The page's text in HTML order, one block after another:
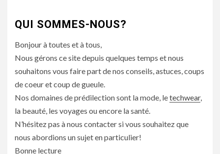
QUI SOMMES-NOUS?
Bonjour à toutes et à tous,
Nous gérons ce site depuis quelques temps et nous
souhaitons vous faire part de nos conseils, astuces, coups
de coeur et coup de gueule.
Nos domaines de prédilection sont la mode, letechwear,
la beauté, les voyages ou encore la santé.
N’hésitez pas à nous contacter si vous souhaitez que
nous abordions un sujet en particulier!
Bonne lecture